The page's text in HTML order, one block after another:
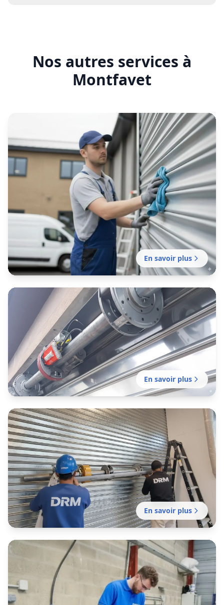
Entretien rideau métallique
Montfavet
Contrats d’entretien de rideaux métalliques
pensés pour le rythme réel des commerces
d’Avignon et des zones d’activité du Vaucluse.
En savoir plus
Motorisation rideau métallique
Montfavet
Motorisation et remplacement de moteurs de
rideaux métalliques pour les commerces
d’Avignon, des rues commerçantes aux zones
d’activité.
En savoir plus
Installation rideau métallique
Montfavet
Installation de rideaux métalliques adaptés
aux vitrines avignonnaises, des rues
intra‑muros aux zones commerciales du Grand
Avignon.
En savoir plus